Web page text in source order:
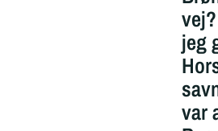
jeg
var